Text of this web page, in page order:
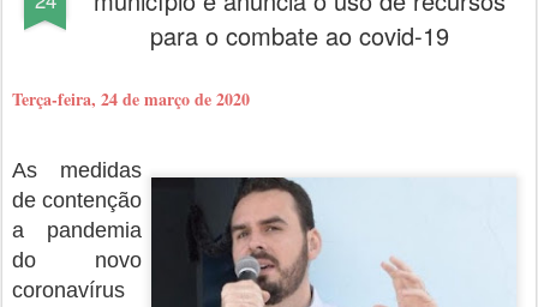
para o combate ao covid-19
Terça-feira, 24 de março de 2020
As medidas
de contenção
a pandemia
do novo
coronavírus